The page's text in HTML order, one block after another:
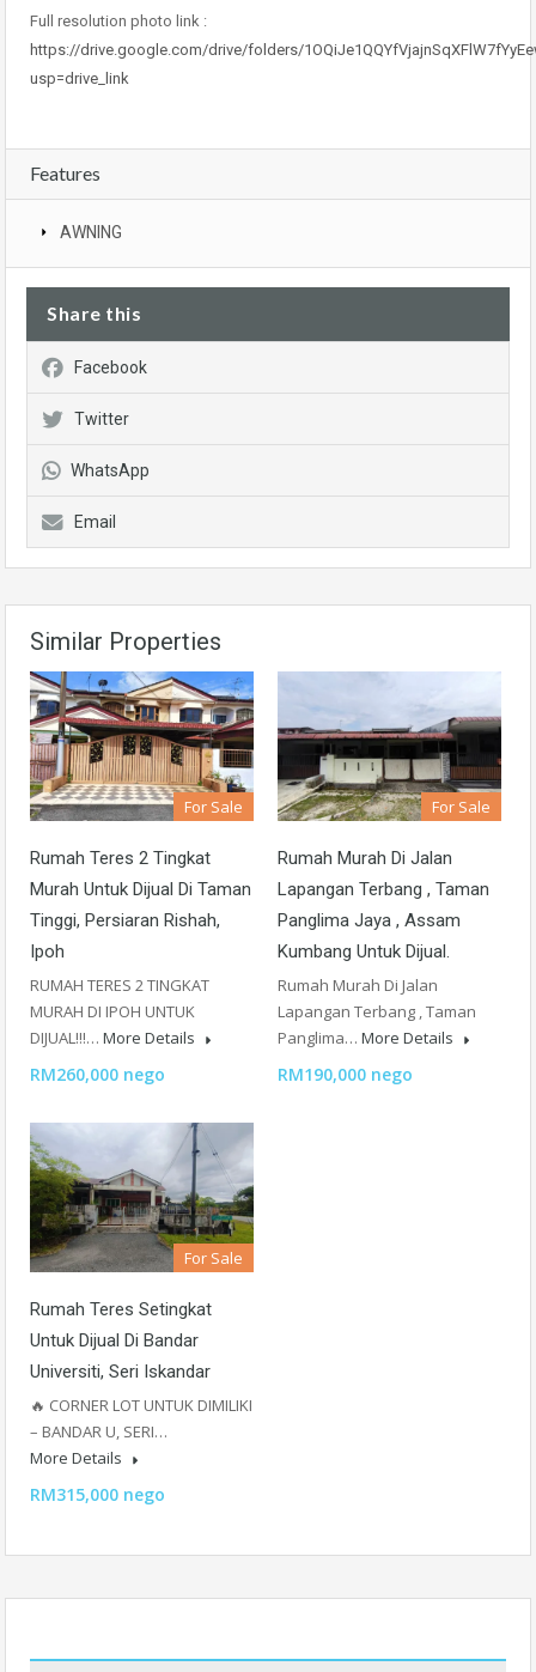
Full resolution photo link :
https://drive.google.com/drive/folders/
usp=drive_link
Features
AWNING
Share this
Facebook
Twitter
WhatsApp
Email
Similar Properties
For Sale
Rumah Teres 2 Tingkat
Murah Untuk Dijual Di Taman
Tinggi, Persiaran Rishah,
Ipoh
RUMAH TERES 2 TINGKAT
MURAH DI IPOH UNTUK
DIJUAL!!!… More Details
RM260,000 nego
For Sale
Rumah Murah Di Jalan
Lapangan Terbang , Taman
Panglima Jaya , Assam
Kumbang Untuk Dijual.
Rumah Murah Di Jalan
Lapangan Terbang , Taman
Panglima… More Details
RM190,000 nego
For Sale
Rumah Teres Setingkat
Untuk Dijual Di Bandar
Universiti, Seri Iskandar
🔥 CORNER LOT UNTUK DIMILIKI
– BANDAR U, SERI…
More Details
RM315,000 nego